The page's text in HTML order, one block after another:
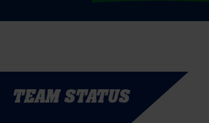
TEAM STATUS